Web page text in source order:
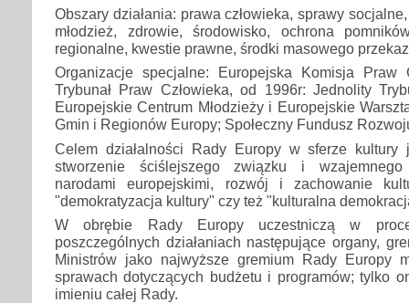
Obszary działania: prawa człowieka, sprawy
młodzież, zdrowie, środowisko, ochrona
regionalne, kwestie prawne, środki masowego
Organizacje specjalne: Europejska Komisja Praw
Trybunał Praw Człowieka, od 1996r: Jednolity
Europejskie Centrum Młodzieży i Europejskie
Gmin i Regionów Europy; Społeczny Fundusz
Celem działalności Rady Europy w sferze kultury
stworzenie ściślejszego związku i
narodami europejskimi, rozwój i zachowanie
"demokratyzacja kultury" czy też "kulturalna
W obrębie Rady Europy uczestniczą w
poszczególnych działaniach następujące organy,
Ministrów jako najwyższe gremium Rady Europy
sprawach dotyczących budżetu i programów; tylko
imieniu całej Rady.